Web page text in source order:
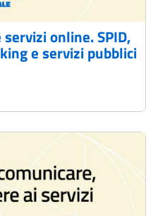
online. SPID,
e servizi pubblici